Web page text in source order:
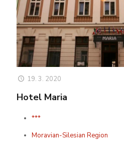
19. 3. 2020
Hotel Maria
***
Moravian-Silesian Region